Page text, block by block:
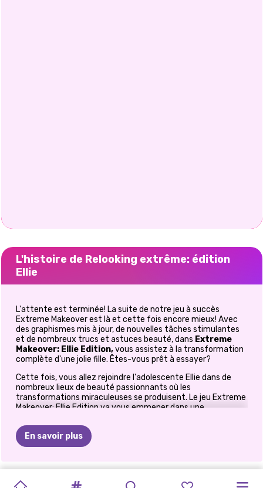
L'histoire de Relooking extrême: édition
Ellie
L'attente est terminée! La suite de notre jeu à succès
Extreme Makeover est là et cette fois encore mieux! Avec
des graphismes mis à jour, de nouvelles tâches stimulantes
et de nombreux trucs et astuces beauté, dans Extreme
Makeover: Ellie Edition,vous assistez à la transformation
complète d'une jolie fille. Êtes-vous prêt à essayer?
Cette fois, vous allez rejoindre l'adolescente Ellie dans de
nombreux lieux de beauté passionnants où les
transformations miraculeuses se produisent. Le jeu Extreme
Makeover: Ellie Edition va vous emmener dans une
notre jolie fille se transforme en une jeune femme
magnifique et élégante. Tout ce que vous avez à faire est
d'appuyer sur le bouton de lecture et de commencer le long
tâche.
Votre travail incroyable de transformation de cette jolie fille
En savoir plus
TENDANCES
MAQUILLAGE MAQUILLAGE
CONCOURS MAQUILLAGE TUTORIELS